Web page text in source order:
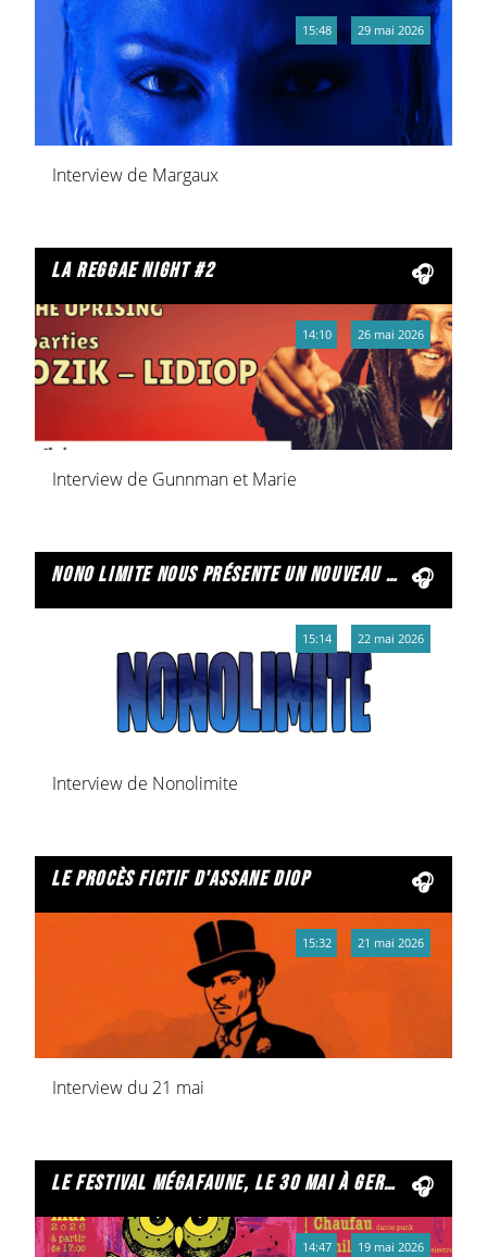
Interview de Margaux
15:48 29 mai 2026
la reggae night #2
Interview de Gunnman et Marie
14:10 26 mai 2026
nono limite nous présente un nouveau morceau
Interview de Nonolimite
15:14 22 mai 2026
le procès fictif d'assane diop
Interview du 21 mai
15:32 21 mai 2026
le festival mégafaune, le 30 mai à germaine.
14:47 19 mai 2026